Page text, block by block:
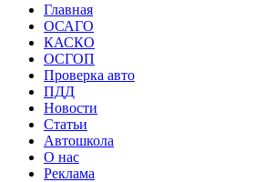
Главная
ОСАГО
КАСКО
ОСГОП
Проверка авто
ПДД
Новости
Статьи
Автошкола
О нас
Реклама